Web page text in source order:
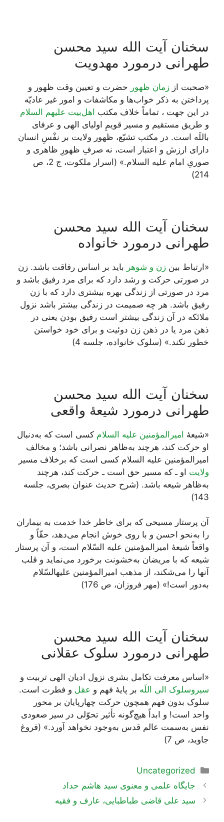
سخنان آیت الله سید محسن
طهرانی درمورد مهدویت
«صحبت از زمان ظهور حضرت و تعیین وقت ظهور و
پرداختن به ذکر خواب‌ها و مکاشفات و امور غیر عادیّه
در این جهت ، تماماً خلاف مکتب اهل‌بیت علیهم السلام
و طریق مستقیم و مسیر قویمِ اولیای الهی و عرفای
باللَه است. در مکتب تشیّع، ظهور ولایت بر نفْسِ انسان
دارای ارزش و اعتبار است، نه صرفِ ظهورِ ظاهری و
صوریِ امام علیه السلام.» (اسرار ملکوت، ج 2، ص
214)
سخنان آیت الله سید محسن
طهرانی درمورد خانواده
«ارتباط بين زن و شوهر باید بر اساس رفاقت باشد. زن
در صورتى حركت و رشد دارد كه براى مرد رفيق باشد و
مرد در صورتى از زندگى بهره بيشترى دارد كه با زن
رفيق باشد. هر چه صميمت در زندگى بيشتر باشد نزول
ملائكه در آن زندگى بيشتر است رفيق بودن يعنى در
ذهن مرد يا در ذهن زن دوئيت و برای خود خواستن
خطور نكند.» (سلوک خانواده، جلسه 4)
سخنان آیت الله سید محسن
طهرانی درمورد شیعۀ واقعی
«شیعۀ امیرالمؤمنین علیه السلام کسی است که به‌دنبال
او حرکت کند، هرچند به‌ظاهر نصرانی باشد؛ و مخالف
امیرالمؤمنین علیه السلام کسی است که برخلاف مسیر
ولایت او ـ که مسیر حق است ـ حرکت کند، هرچند
به‌ظاهر شیعه باشد. (شرح حدیث عنوان بصری، جلسه
143)
آن پرستار مسیحى که براى خاطر خدا خدمت به بیماران
را به‌نحو احسن و با روى خوش انجام می‌‏دهد، حقّاً و
واقعاً شیعۀ امیرالمؤمنین علیه ‏السّلام است، و آن پرستار
شیعه که با مریضان به‌خشونت برخورد می‌‏نماید و قلب
آنها را می‌شکند، از مذهب امیرالمؤمنین علیه‏السّلام
به‌دور است!» (مهر فروزان، ص 176)
سخنان آیت الله سید محسن
طهرانی درمورد سلوک عقلانی
«اساس معرفت تکامل بشری نزول ادیان الهی تربیت و
سیروسلوک الی اللَه بر پایۀ فهم و عقل و فطرت است.
سلوک بدون فهم همچون حرکت چهارپایان بر محور
واحد است! و ابداً هیچ‌گونه تأثیر تحوّلی در سیر صعودی
نفس به‌سمت عالم قدس به‌وجود نخواهد آورد.» (فروغ
جاوید، ص 7)
دسته‌ها
Uncategorized
ناوبری
نوشته‌ها
جایگاه علمی و معنوی سید هاشم حداد
سید علی قاضی طباطبایی، عارف و فقیه